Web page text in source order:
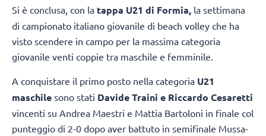
Si è conclusa, con la tappa U21 di Formia, la settimana
di campionato italiano giovanile di beach volley che ha
visto scendere in campo per la massima categoria
giovanile venti coppie tra maschile e femminile.
A conquistare il primo posto nella categoria U21
maschile sono stati Davide Traini e Riccardo Cesaretti
vincenti su Andrea Maestri e Mattia Bartoloni in finale col
punteggio di 2-0 dopo aver battuto in semifinale Mussa-